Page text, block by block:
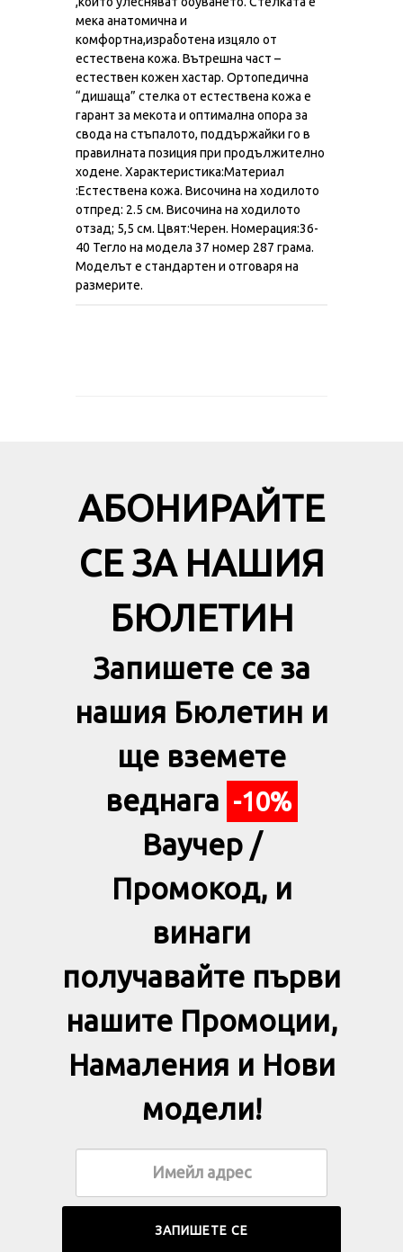
мека анатомична и
комфортна,изработена изцяло от
естествена кожа. Вътрешна част –
естествен кожен хастар. Ортопедична
“дишаща” стелка от естествена кожа е
гарант за мекота и оптимална опора за
свода на стъпалото, поддържайки го в
правилната позиция при продължително
ходене. Характеристика:Материал
:Естествена кожа. Височина на ходилото
отпред: 2.5 см. Височина на ходилото
отзад; 5,5 см. Цвят:Черен. Номерация:36-
40 Тегло на модела 37 номер 287 грама.
Моделът е стандартен и отговаря на
размерите.
АБОНИРАЙТЕ
СЕ ЗА НАШИЯ
БЮЛЕТИН
Запишете се за
нашия Бюлетин и
ще вземете
веднага -10%
Ваучер /
Промокод, и
винаги
получавайте първи
нашите Промоции,
Намаления и Нови
модели!